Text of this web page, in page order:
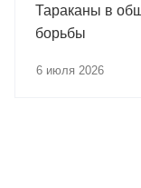
Тараканы в
борьбы
6 июля 2026